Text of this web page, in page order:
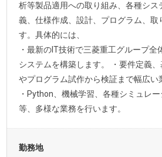
析等製品適用への取り組み、各種シス
義、仕様作成、設計、プログラム、取
す。具体的には、
・最新のIT技術で三菱重工グループ全
システムを構築します。 ・要件定義
やプログラム試作から検証まで幅広い
・Python、機械学習、各種シミュレ
等、多様な業務を行います。
勤務地